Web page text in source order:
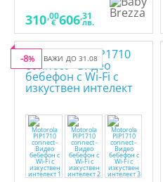
310,00
€ 606,31
лв.
ВАЖИ ДО 31.08
-8%